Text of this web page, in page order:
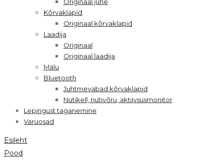
Kõrvaklapid
Originaal kõrvaklapid
Laadija
Originaal
Originaal laadija
Mälu
Bluetooth
Juhtmevabad kõrvaklapid
Nutikell, nutivõru, aktiivsusmonitor
Lepingust taganemine
Varuosad
Esileht
Pood